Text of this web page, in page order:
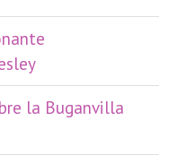
la Buganvilla